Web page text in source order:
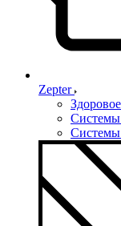
Zepter
Системы